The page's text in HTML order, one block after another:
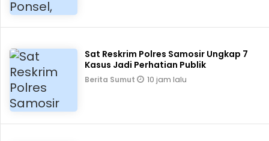
Sat Reskrim Polres Samosir Ungkap 7
Kasus Jadi Perhatian Publik
Berita Sumut 10 jam lalu